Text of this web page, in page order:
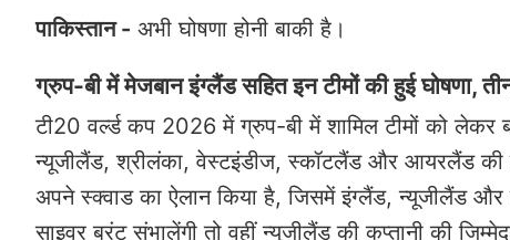
पाकिस्तान - अभी घोषणा होनी बाकी है।
ग्रुप-बी में मेजबान इंग्लैंड सहित इन टीमों की हुई घोषणा,
टी20 वर्ल्ड कप 2026 में ग्रुप-बी में शामिल टीमों को लेकर
न्यूजीलैंड, श्रीलंका, वेस्टइंडीज, स्कॉटलैंड और आयरलैंड की
अपने स्क्वाड का ऐलान किया है, जिसमें इंग्लैंड, न्यूजीलैंड और
साइवर ब्रंट संभालेंगी तो वहीं न्यूजीलैंड की कप्तानी की